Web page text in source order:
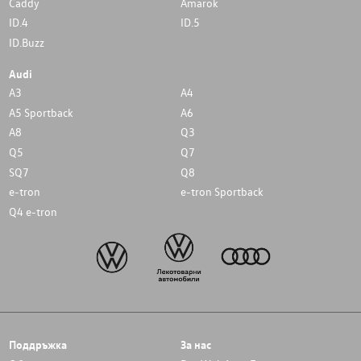
ID.4
ID.5
ID.Buzz
Audi
A3
A4
A5 Sportback
A6
A8
Q3
Q5
Q7
SQ7
Q8
e-tron
e-tron Sportback
Q4 e-tron
Поддръжка За нас